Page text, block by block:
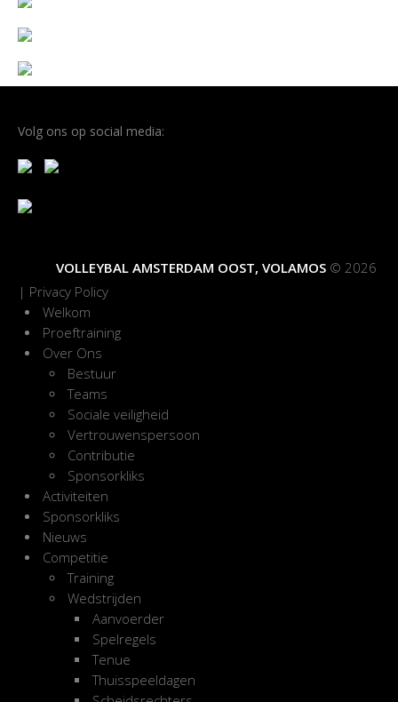
Volg ons op social media:
VOLLEYBAL AMSTERDAM OOST, VOLAMOS © 2026
| Privacy Policy
Welkom
Proeftraining
Over Ons
Bestuur
Teams
Sociale veiligheid
Vertrouwenspersoon
Contributie
Sponsorkliks
Activiteiten
Sponsorkliks
Nieuws
Competitie
Training
Wedstrijden
Aanvoerder
Spelregels
Tenue
Thuisspeeldagen